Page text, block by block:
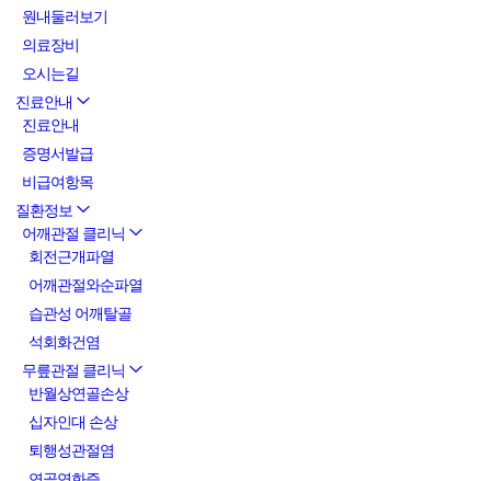
원내둘러보기
의료장비
오시는길
진료안내
진료안내
증명서발급
비급여항목
질환정보
어깨관절 클리닉
회전근개파열
어깨관절와순파열
습관성 어깨탈골
석회화건염
무릎관절 클리닉
반월상연골손상
십자인대 손상
퇴행성관절염